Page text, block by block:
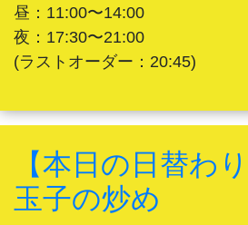
昼：11:00〜14:00
夜：17:30〜21:00
(ラストオーダー：20:45)
【本日の日替わ
玉子の炒め